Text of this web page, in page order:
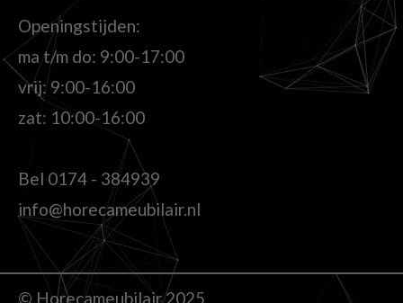
Openingstijden:
ma t/m do: 9:00-17:00
vrij: 9:00-16:00
zat: 10:00-16:00
Bel 0174 - 384939
info@horecameubilair.nl
© Horecameubilair 2025